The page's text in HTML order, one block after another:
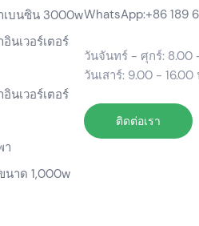
เบนซิน 3000w
นเวอร์เตอร์
นเวอร์เตอร์
า
าด 1,000w
WhatsApp:+86 189
วันจันทร์ - ศุกร์: 8.00
วันเสาร์: 9.00 - 16.00
ติดต่อเรา